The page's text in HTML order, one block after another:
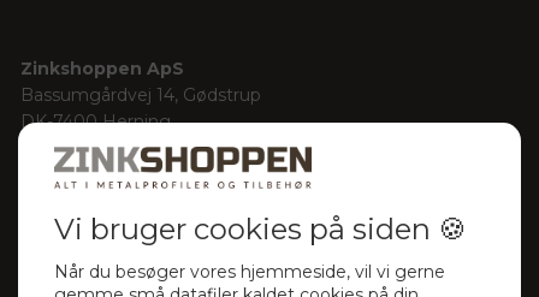
Zinkshoppen ApS
Bassumgårdvej 14, Gødstrup
DK-7400 Herning
Denmark
Cvr-nr.: 32155901
Rutebeskrivelse med Google Maps
Kontakt information